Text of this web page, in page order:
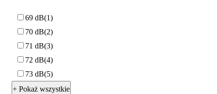
69 dB 1
70 dB 2
71 dB 3
72 dB 4
73 dB 5
+ Pokaż wszystkie